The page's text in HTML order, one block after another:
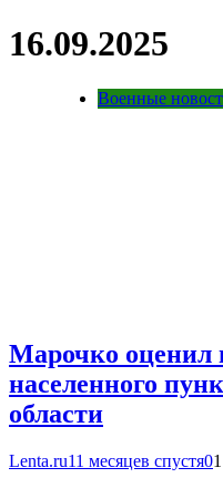
16.09.2025
Военные
Марочко оценил
населенного
области
Lenta.ru11 месяцев спустя0